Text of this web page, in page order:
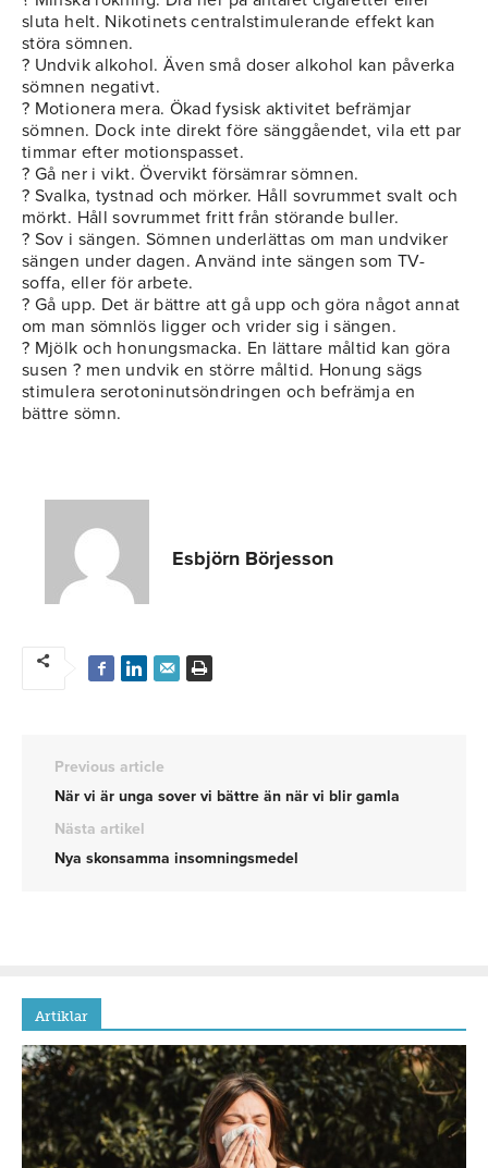
sluta helt. Nikotinets centralstimulerande effekt kan
störa sömnen.
? Undvik alkohol. Även små doser alkohol kan påverka
sömnen negativt.
? Motionera mera. Ökad fysisk aktivitet befrämjar
sömnen. Dock inte direkt före sänggåendet, vila ett par
timmar efter motionspasset.
? Gå ner i vikt. Övervikt försämrar sömnen.
? Svalka, tystnad och mörker. Håll sovrummet svalt och
mörkt. Håll sovrummet fritt från störande buller.
? Sov i sängen. Sömnen underlättas om man undviker
sängen under dagen. Använd inte sängen som TV-
soffa, eller för arbete.
? Gå upp. Det är bättre att gå upp och göra något annat
om man sömnlös ligger och vrider sig i sängen.
? Mjölk och honungsmacka. En lättare måltid kan göra
susen ? men undvik en större måltid. Honung sägs
stimulera serotoninutsöndringen och befrämja en
bättre sömn.
Esbjörn Börjesson
Previous article
När vi är unga sover vi bättre än när vi blir gamla
Nästa artikel
Nya skonsamma insomningsmedel
Artiklar